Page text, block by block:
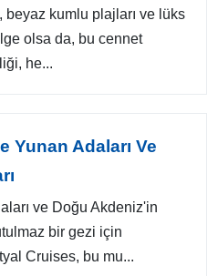
beyaz kumlu plajları ve lüks
olsa da, bu cennet
he...
Yunan Adaları Ve
ve Doğu Akdeniz'in
bir gezi için
Cruises, bu mu...